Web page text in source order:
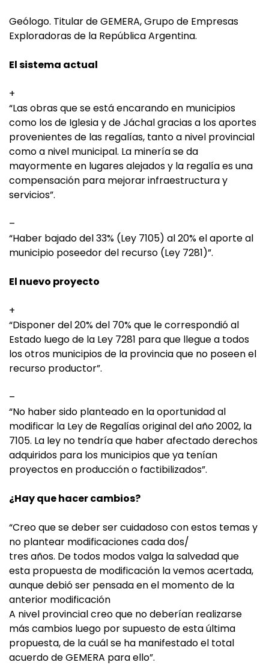
Geólogo. Titular de GEMERA, Grupo de Empresas
Exploradoras de la República Argentina.
El sistema actual
+
“Las obras que se está encarando en municipios
como los de Iglesia y de Jáchal gracias a los aportes
provenientes de las regalías, tanto a nivel provincial
como a nivel municipal. La minería se da
mayormente en lugares alejados y la regalía es una
compensación para mejorar infraestructura y
servicios”.
–
“Haber bajado del 33% (Ley 7105) al 20% el aporte al
municipio poseedor del recurso (Ley 7281)”.
El nuevo proyecto
+
“Disponer del 20% del 70% que le correspondió al
Estado luego de la Ley 7281 para que llegue a todos
los otros municipios de la provincia que no poseen el
recurso productor”.
–
“No haber sido planteado en la oportunidad al
modificar la Ley de Regalías original del año 2002, la
7105. La ley no tendría que haber afectado derechos
adquiridos para los municipios que ya tenían
proyectos en producción o factibilizados”.
¿Hay que hacer cambios?
“Creo que se deber ser cuidadoso con estos temas y
no plantear modificaciones cada dos/
tres años. De todos modos valga la salvedad que
esta propuesta de modificación la vemos acertada,
aunque debió ser pensada en el momento de la
anterior modificación
A nivel provincial creo que no deberían realizarse
más cambios luego por supuesto de esta última
propuesta, de la cuál se ha manifestado el total
acuerdo de GEMERA para ello”.